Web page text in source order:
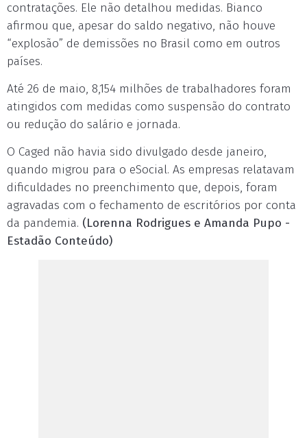
contratações. Ele não detalhou medidas. Bianco
afirmou que, apesar do saldo negativo, não houve
“explosão” de demissões no Brasil como em outros
países.
Até 26 de maio, 8,154 milhões de trabalhadores foram
atingidos com medidas como suspensão do contrato
ou redução do salário e jornada.
O Caged não havia sido divulgado desde janeiro,
quando migrou para o eSocial. As empresas relatavam
dificuldades no preenchimento que, depois, foram
agravadas com o fechamento de escritórios por conta
da pandemia. (Lorenna Rodrigues e Amanda Pupo -
Estadão Conteúdo)